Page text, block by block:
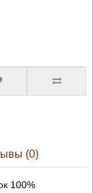
(0)
100%